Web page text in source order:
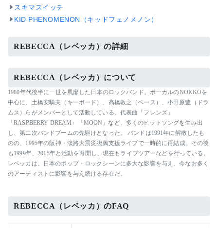
スキマスイッチ
KID PHENOMENON（キッドフェノメノン）
REBECCA（レベッカ）の詳細
REBECCA（レベッカ）について
1980年代後半に一世を風靡した日本のロックバンド。ボーカルのNOKKOを
中心に、土橋安騎夫（キーボード）、高橋教之（ベース）、小田原豊（ドラ
ムス）らがメンバーとして活動している。代表曲「フレンズ」
「RASPBERRY DREAM」「MOON」など、多くのヒットソングを生み出
し、第二次バンドブームの先駆けとなった。 バンドは1991年に解散したも
のの、1995年の阪神・淡路大震災復興支援ライブで一時的に再結成。その後
も1999年、2015年と活動を再開し、現在もライブツアーなどを行っている。
レベッカは、日本のポップ・ロックシーンに多大な影響を与え、今なお多く
のアーティストに影響を与え続ける存在だ。
REBECCA（レベッカ）のFAQ